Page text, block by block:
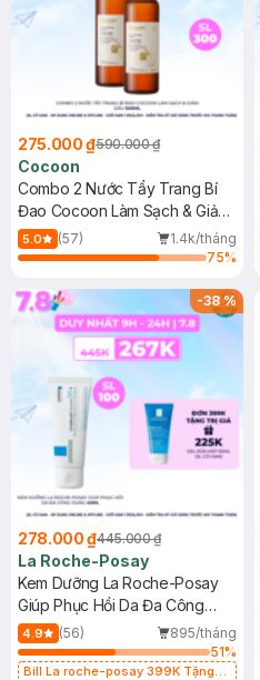
275.000 ₫590.000 ₫
Cocoon
Combo 2 Nước Tẩy Trang Bí
Đao Cocoon Làm Sạch & Giảm
Dầu 500ml
5.0 (57)
1.4k/tháng
75%
-38%
278.000 ₫445.000 ₫
La Roche-Posay
Kem Dưỡng La Roche-Posay
Giúp Phục Hồi Da Đa Công
Dụng 40ml
4.9 (56)
895/tháng
51%
Bill La roche-posay 399K Tặng